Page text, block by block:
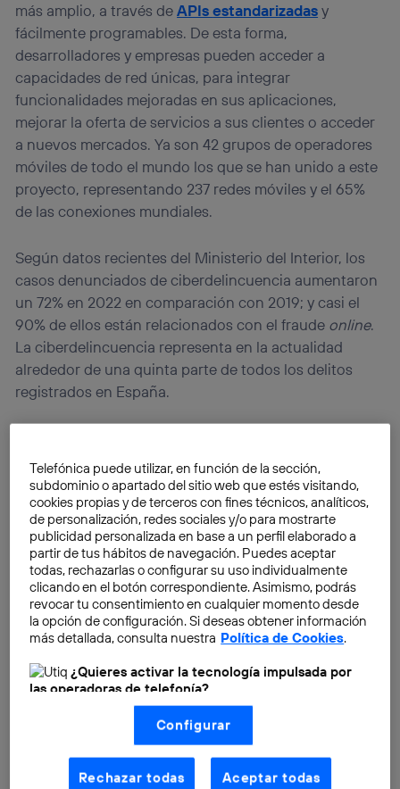
más amplio, a través deAPIsestandarizadasy
fácilmente programables. De esta forma,
desarrolladores y empresas pueden acceder a
capacidades de red únicas, para integrar
funcionalidades mejoradas en sus aplicaciones,
mejorar la oferta de servicios a sus clientes o acceder
a nuevos mercados. Ya son 42 grupos de operadores
móviles de todo el mundo los que se han unido a este
proyecto, representando 237 redes móviles y el 65%
de las conexiones mundiales.
Según datos recientes del Ministerio del Interior, los
casos denunciados de ciberdelincuencia aumentaron
un 72% en 2022 en comparación con 2019; y casi el
90% de ellos están relacionados con el fraude online.
La ciberdelincuencia representa en la actualidad
alrededor de una quinta parte de todos los delitos
registrados en España.
Por ello, los principales operadores de España,
Telefónica puede utilizar, en función de la sección,
subdominio o apartado del sitio web que estés visitando,
cookies propias y de terceros con fines técnicos, analíticos,
de personalización, redes sociales y/o para mostrarte
publicidad personalizada en base a un perfil elaborado a
partir de tus hábitos de navegación. Puedes aceptar
todas, rechazarlas o configurar su uso individualmente
clicando en el botón correspondiente. Asimismo, podrás
revocar tu consentimiento en cualquier momento desde
la opción de configuración. Si deseas obtener información
más detallada, consulta nuestra Política de Cookies.
¿Quieres activar la tecnología impulsada por
las operadoras de telefonía?
Nosotros, Telefónica S.A., utilizamos la tecnología Utiq para
realizar nuestras acciones de marketing digital o análisis
(como se describe en este aviso de consentimiento)
basadas en tu navegación en nuestra(s) web(s)
aquí(solo cuando utilizas una conexión a
Configurar
Rechazar todas Aceptar todas